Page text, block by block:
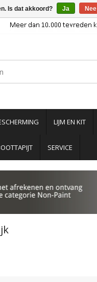
LIJM EN KIT
SERVICE
Is dat akkoord? Ja Nee